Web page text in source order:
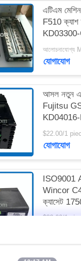
এটিএম
F510 ক্যাশ
KD03300-
ক্যাশ ক্যাসেট
আলোচনাযোগ্য
যোগাযোগ
আসল নতুন
Fujitsu
$22.00/1
যোগাযোগ
ISO9001
Wincor
ক্যাসেট
$22.00/1